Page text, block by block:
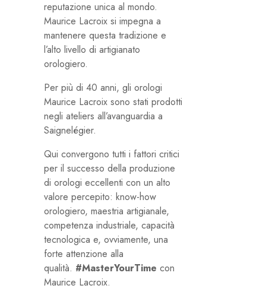
reputazione unica al mondo.
Maurice Lacroix si impegna a
mantenere questa tradizione e
l’alto livello di artigianato
orologiero.
Per più di 40 anni, gli orologi
Maurice Lacroix sono stati prodotti
negli ateliers all’avanguardia a
Saignelégier.
Qui convergono tutti i fattori critici
per il successo della produzione
di orologi eccellenti con un alto
valore percepito: know-how
orologiero, maestria artigianale,
competenza industriale, capacità
tecnologica e, ovviamente, una
forte attenzione alla
qualità. #MasterYourTime con
Maurice Lacroix.